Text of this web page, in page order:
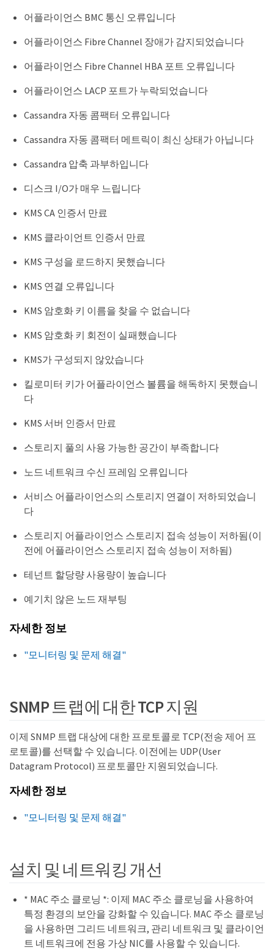
어플라이언스 BMC 통신 오류입니다
어플라이언스 Fibre Channel 장애가 감지되었습니다
어플라이언스 Fibre Channel HBA 포트 오류입니다
어플라이언스 LACP 포트가 누락되었습니다
Cassandra 자동 콤팩터 오류입니다
Cassandra 자동 콤팩터 메트릭이 최신 상태가 아닙니다
Cassandra 압축 과부하입니다
디스크 I/O가 매우 느립니다
KMS CA 인증서 만료
KMS 클라이언트 인증서 만료
KMS 구성을 로드하지 못했습니다
KMS 연결 오류입니다
KMS 암호화 키 이름을 찾을 수 없습니다
KMS 암호화 키 회전이 실패했습니다
KMS가 구성되지 않았습니다
킬로미터 키가 어플라이언스 볼륨을 해독하지 못했습니
다
KMS 서버 인증서 만료
스토리지 풀의 사용 가능한 공간이 부족합니다
노드 네트워크 수신 프레임 오류입니다
서비스 어플라이언스의 스토리지 연결이 저하되었습니
다
스토리지 어플라이언스 스토리지 접속 성능이 저하됨(이
전에 어플라이언스 스토리지 접속 성능이 저하됨)
테넌트 할당량 사용량이 높습니다
예기치 않은 노드 재부팅
자세한 정보
"모니터링 및 문제 해결"
SNMP 트랩에 대한 TCP 지원
이제 SNMP 트랩 대상에 대한 프로토콜로 TCP(전송 제어 프
로토콜)를 선택할 수 있습니다. 이전에는 UDP(User
Datagram Protocol) 프로토콜만 지원되었습니다.
자세한 정보
"모니터링 및 문제 해결"
설치 및 네트워킹 개선
* MAC 주소 클로닝 *: 이제 MAC 주소 클로닝을 사용하여
특정 환경의 보안을 강화할 수 있습니다. MAC 주소 클로닝
을 사용하면 그리드 네트워크, 관리 네트워크 및 클라이언
트 네트워크에 전용 가상 NIC를 사용할 수 있습니다.